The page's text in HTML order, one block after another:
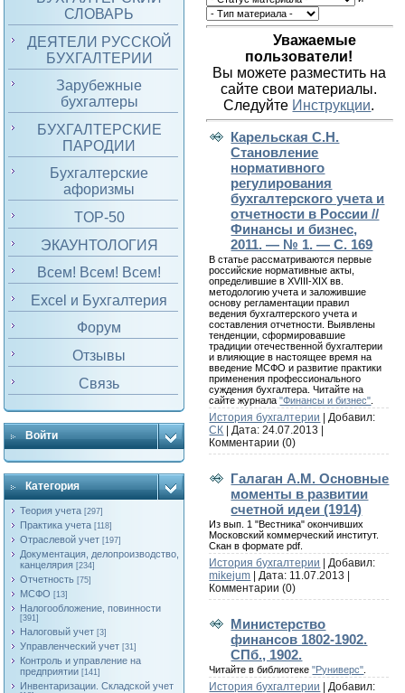
СЛОВАРЬ
ДЕЯТЕЛИ РУССКОЙ
БУХГАЛТЕРИИ
Зарубежные
бухгалтеры
БУХГАЛТЕРСКИЕ
ПАРОДИИ
Бухгалтерские
афоризмы
TOP-50
ЭКАУНТОЛОГИЯ
Всем! Всем! Всем!
Excel и Бухгалтерия
Форум
Отзывы
Связь
Войти
Категория
Теория учета [297]
Практика учета [118]
Отраслевой учет [197]
Документация, делопроизводство,
канцелярия [234]
Отчетность [75]
МСФО [13]
Налогообложение, повинности
[391]
Налоговый учет [3]
Управленческий учет [31]
Контроль и управление на
предприятии [141]
Инвентаризации. Складской учет
Уважаемые
пользователи!
Вы можете разместить на
сайте свои материалы.
Следуйте Инструкции.
Карельская С.Н.
Становление
нормативного
регулирования
бухгалтерского учета и
отчетности в России //
Финансы и бизнес,
2011. — № 1. — С. 169
В статье рассматриваются первые
российские нормативные акты,
определившие в XVIII-XIX вв.
методологию учета и заложившие
основу регламентации правил
ведения бухгалтерского учета и
составления отчетности. Выявлены
тенденции, сформировавшие
традиции отечественной бухгалтерии
и влияющие в настоящее время на
введение МСФО и развитие практики
применения профессионального
суждения бухгалтера. Читайте на
сайте журнала"Финансы и бизнес"
История бухгалтерии
| Добавил:
СК | Дата:24.07.2013
Комментарии (0)
Галаган А.М. Основные
моменты в развитии
счетной идеи (1914)
Из вып. 1 "Вестника" окончивших
Московский коммерческий институт.
Скан в формате pdf.
История бухгалтерии
| Добавил:
mikejum | Дата: 11.07.2013
Комментарии (0)
Министерство
финансов 1802-1902.
СПб., 1902.
Читайте в библиотеке"Руниверс"
История бухгалтерии
| Добавил: